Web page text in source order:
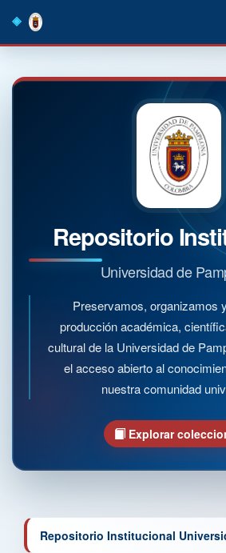
navigation
Repositorio
Universidad de
Preservamos, organizamos
producción académica,
cultural de la Universidad de
el acceso abierto al
nuestra comunidad
Explorar
Repositorio Institucional